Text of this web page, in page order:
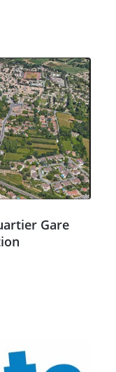
Gare